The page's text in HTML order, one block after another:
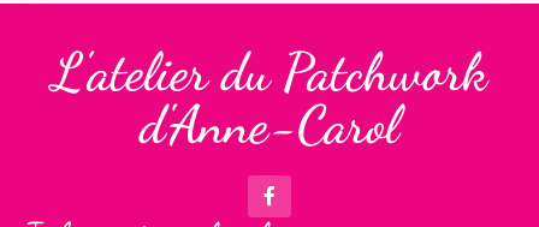
L'atelier du Patchwork
d'Anne-Carol